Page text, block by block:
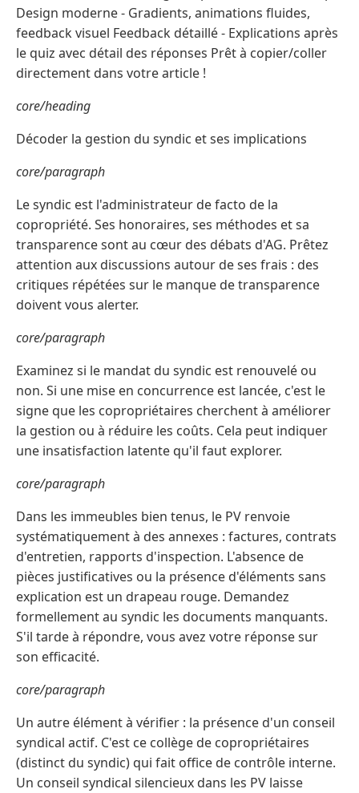
Design moderne - Gradients, animations fluides,
feedback visuel Feedback détaillé - Explications après
le quiz avec détail des réponses Prêt à copier/coller
directement dans votre article !
core/heading
Décoder la gestion du syndic et ses implications
core/paragraph
Le syndic est l'administrateur de facto de la
copropriété. Ses honoraires, ses méthodes et sa
transparence sont au cœur des débats d'AG. Prêtez
attention aux discussions autour de ses frais : des
critiques répétées sur le manque de transparence
doivent vous alerter.
core/paragraph
Examinez si le mandat du syndic est renouvelé ou
non. Si une mise en concurrence est lancée, c'est le
signe que les copropriétaires cherchent à améliorer
la gestion ou à réduire les coûts. Cela peut indiquer
une insatisfaction latente qu'il faut explorer.
core/paragraph
Dans les immeubles bien tenus, le PV renvoie
systématiquement à des annexes : factures, contrats
d'entretien, rapports d'inspection. L'absence de
pièces justificatives ou la présence d'éléments sans
explication est un drapeau rouge. Demandez
formellement au syndic les documents manquants.
S'il tarde à répondre, vous avez votre réponse sur
son efficacité.
core/paragraph
Un autre élément à vérifier : la présence d'un conseil
syndical actif. C'est ce collège de copropriétaires
(distinct du syndic) qui fait office de contrôle interne.
Un conseil syndical silencieux dans les PV laisse